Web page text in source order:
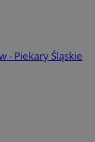
- Piekary Śląskie